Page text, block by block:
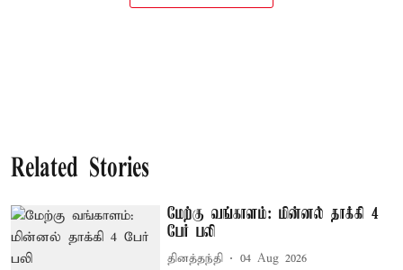
Related Stories
மேற்கு வங்காளம்: மின்னல் தாக்கி 4
பேர் பலி
தினத்தந்தி 04 Aug 2026